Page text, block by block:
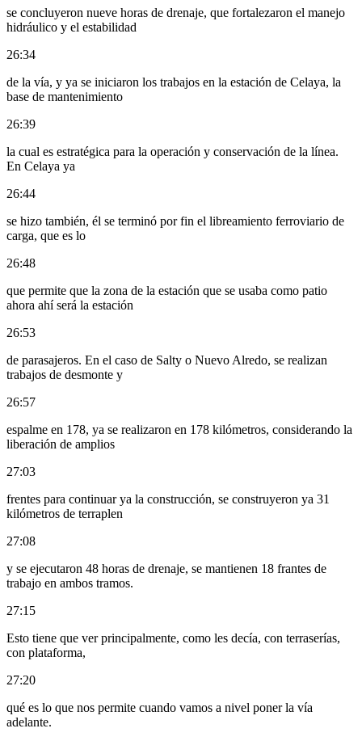
se concluyeron nueve horas de drenaje, que fortalezaron el manejo
hidráulico y el estabilidad
26:34
de la vía, y ya se iniciaron los trabajos en la estación de Celaya, la
base de mantenimiento
26:39
la cual es estratégica para la operación y conservación de la línea.
En Celaya ya
26:44
se hizo también, él se terminó por fin el libreamiento ferroviario de
carga, que es lo
26:48
que permite que la zona de la estación que se usaba como patio
ahora ahí será la estación
26:53
de parasajeros. En el caso de Salty o Nuevo Alredo, se realizan
trabajos de desmonte y
26:57
espalme en 178, ya se realizaron en 178 kilómetros, considerando la
liberación de amplios
27:03
frentes para continuar ya la construcción, se construyeron ya 31
kilómetros de terraplen
27:08
y se ejecutaron 48 horas de drenaje, se mantienen 18 frantes de
trabajo en ambos tramos.
27:15
Esto tiene que ver principalmente, como les decía, con terraserías,
con plataforma,
27:20
qué es lo que nos permite cuando vamos a nivel poner la vía
adelante.